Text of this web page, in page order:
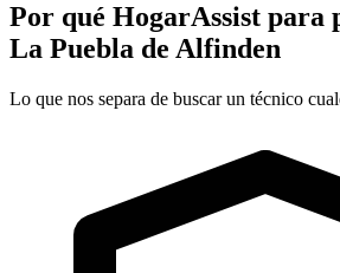
Por qué HogarAssist para
La Puebla de Alfinden
Lo que nos separa de buscar un técnico